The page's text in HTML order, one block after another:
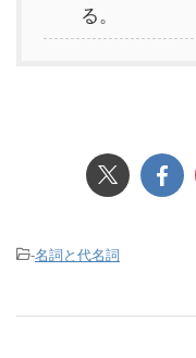
る。
-名詞と代名詞